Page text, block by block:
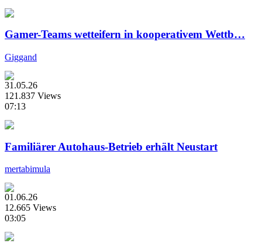
Gamer-Teams wetteifern in kooperativem Wettb…
Giggand
31.05.26
121.837 Views
07:13
Familiärer Autohaus-Betrieb erhält Neustart
mertabimula
01.06.26
12.665 Views
03:05